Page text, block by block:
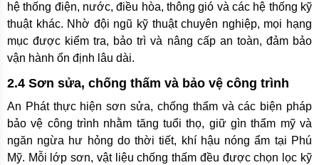
hệ thống điện, nước, điều hòa, thông gió và các hệ thống kỹ
thuật khác. Nhờ đội ngũ kỹ thuật chuyên nghiệp, mọi hạng
mục được kiểm tra, bảo trì và nâng cấp an toàn, đảm bảo
vận hành ổn định lâu dài.
2.4 Sơn sửa, chống thấm và bảo vệ công trình
An Phát thực hiện sơn sửa, chống thấm và các biện pháp
bảo vệ công trình nhằm tăng tuổi thọ, giữ gìn thẩm mỹ và
ngăn ngừa hư hỏng do thời tiết, khí hậu nóng ẩm tại Phú
Mỹ. Mỗi lớp sơn, vật liệu chống thấm đều được chọn lọc kỹ